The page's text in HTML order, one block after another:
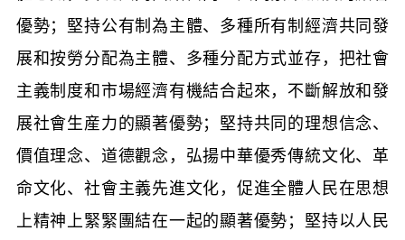
優勢；堅持公有制為主體、多種所有制經濟共同發
展和按勞分配為主體、多種分配方式並存，把社會
主義制度和市場經濟有機結合起來，不斷解放和發
展社會生産力的顯著優勢；堅持共同的理想信念、
價值理念、道德觀念，弘揚中華優秀傳統文化、革
命文化、社會主義先進文化，促進全體人民在思想
上精神上緊緊團結在一起的顯著優勢；堅持以人民